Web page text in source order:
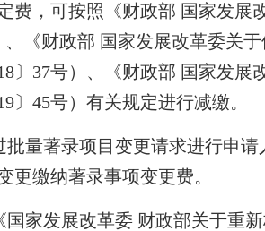
费，可按照《财政部 国家发展
、《财政部 国家发展改革委关
〕37号）、《财政部 国家发
〕45号）有关规定进行减缴。
批量著录项目变更请求进行申
更缴纳著录事项变更费。
国家发展改革委 财政部关于重